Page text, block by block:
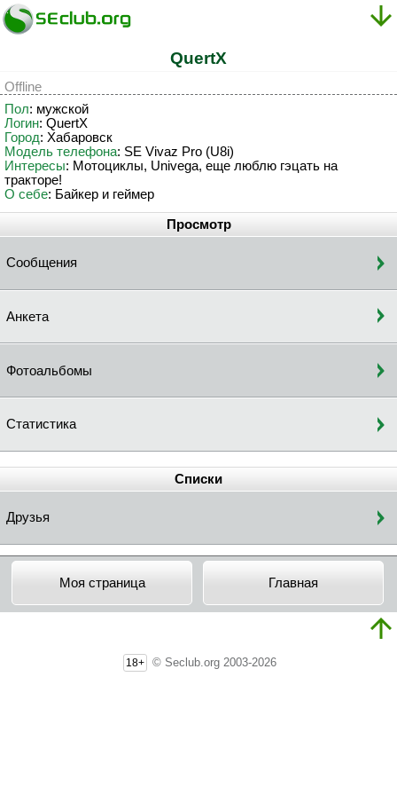
QuertX
Offline
Пол: мужской
Логин: QuertX
Город: Хабаровск
Модель телефона: SE Vivaz Pro (U8i)
Интересы: Мотоциклы, Univega, еще люблю гэцать на
тракторе!
О себе: Байкер и геймер
Просмотр
Сообщения
Анкета
Фотоальбомы
Статистика
Списки
Друзья
Моя страница Главная
18+ © Seclub.org 2003-2026